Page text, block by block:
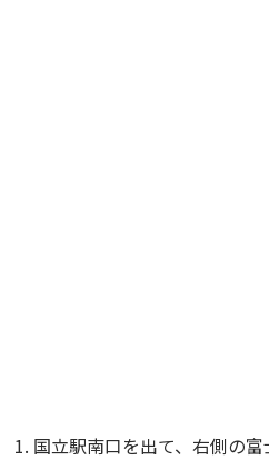
国立駅南口を出て、右側の富